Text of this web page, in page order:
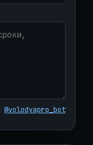
@volodyapro_bot